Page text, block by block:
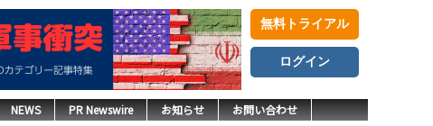
無料トライアル
ログイン
NEWS PR Newswire お知らせ お問い合わせ